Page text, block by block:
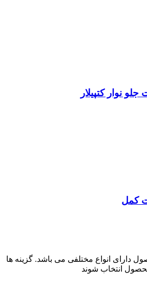
دارای انواع مختلفی می باشد. گزینه ها
انتخاب شوند